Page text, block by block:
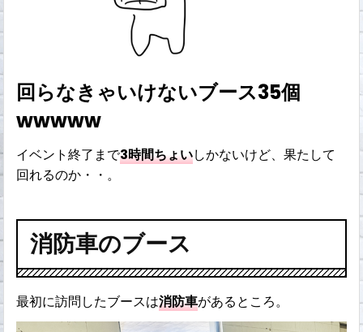
回らなきゃいけないブース35個
wwwww
イベント終了まで3時間ちょいしかないけど、果たして
回れるのか・・。
消防車のブース
最初に訪問したブースは消防車があるところ。